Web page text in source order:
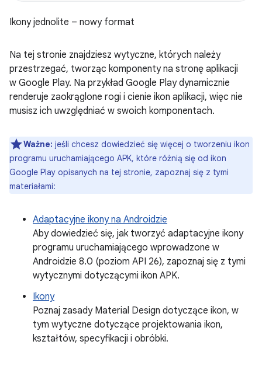
Ikony jednolite – nowy format
Na tej stronie znajdziesz wytyczne, których należy
przestrzegać, tworząc komponenty na stronę aplikacji
w Google Play. Na przykład Google Play dynamicznie
renderuje zaokrąglone rogi i cienie ikon aplikacji, więc nie
musisz ich uwzględniać w swoich komponentach.
Ważne: jeśli chcesz dowiedzieć się więcej o tworzeniu ikon
programu uruchamiającego APK, które różnią się od ikon
Google Play opisanych na tej stronie, zapoznaj się z tymi
materiałami:
Adaptacyjne ikony na Androidzie
Aby dowiedzieć się, jak tworzyć adaptacyjne ikony
programu uruchamiającego wprowadzone w
Androidzie 8.0 (poziom API 26), zapoznaj się z tymi
wytycznymi dotyczącymi ikon APK.
Ikony
Poznaj zasady Material Design dotyczące ikon, w
tym wytyczne dotyczące projektowania ikon,
kształtów, specyfikacji i obróbki.